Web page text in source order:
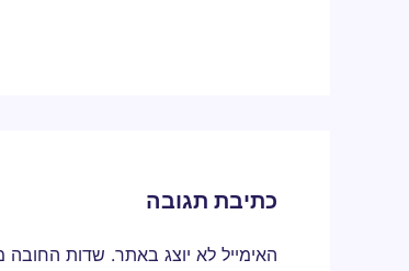
כתיבת תגובה
האימייל לא יוצג באתר. שדות החובה